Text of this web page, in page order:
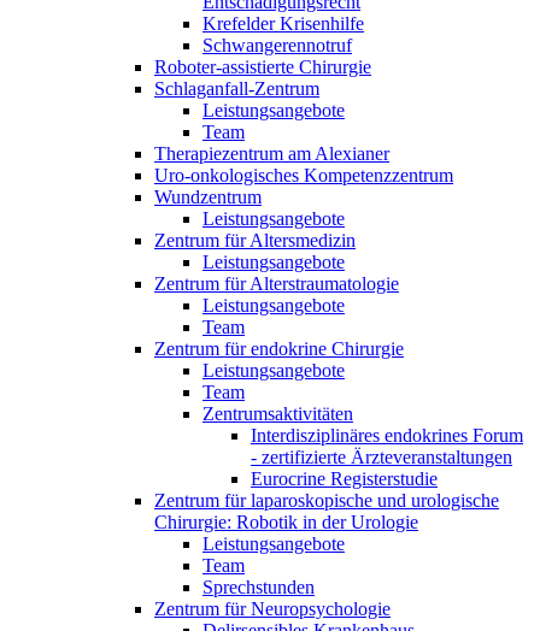
Krefelder Krisenhilfe
Schwangerennotruf
Roboter-assistierte Chirurgie
Schlaganfall-Zentrum
Leistungsangebote
Team
Therapiezentrum am Alexianer
Uro-onkologisches Kompetenzzentrum
Wundzentrum
Leistungsangebote
Zentrum für Altersmedizin
Leistungsangebote
Zentrum für Alterstraumatologie
Leistungsangebote
Team
Zentrum für endokrine Chirurgie
Leistungsangebote
Team
Zentrumsaktivitäten
Interdisziplinäres endokrines Forum
- zertifizierte Ärzteveranstaltungen
Eurocrine Registerstudie
Zentrum für laparoskopische und urologische
Chirurgie: Robotik in der Urologie
Leistungsangebote
Team
Sprechstunden
Zentrum für Neuropsychologie